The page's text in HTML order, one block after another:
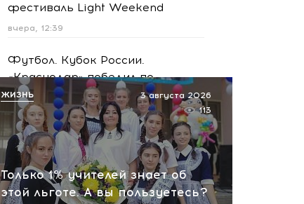
фестиваль Light Weekend
вчера, 12:39
Футбол. Кубок России.
«Краснодар» победил по
пенальти «Ахмат»
вчера, 12:30
Масштабная атака на
Ярославскую область!
Обломки БПЛА вызвали
пожар на НПЗ
Только 1% учителей знает об
этой льготе. А вы пользуетесь?
3 августа 2026
113
ЖИЗНЬ